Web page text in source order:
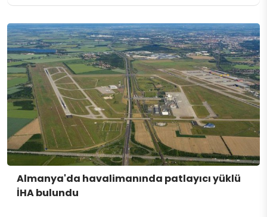
Almanya'da havalimanında patlayıcı yüklü
İHA bulundu